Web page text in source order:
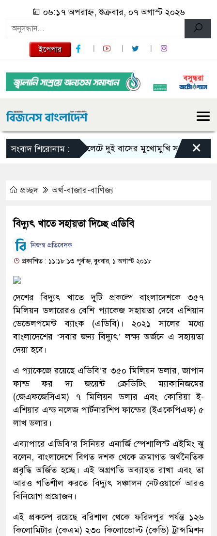
০৬:১৭ অপরাহ্ন, শুক্রবার, ০৭ অগাস্ট ২০২৬
ইপেপার
সংবাদ শিরোনাম :সিলেটে দুই বাসের মুখোমুখি সংঘর্ষে নিহত
×
প্রচ্ছদ অর্থ-বাজার-বাণিজ্য
বিদ্যুৎ খাতে সহায়তা দিচ্ছে এডিবি
নিজস্ব প্রতিবেদক
প্রকাশিত : ১১:১৮:১৩ পূর্বাহ্ন, বুধবার, ১ অগাস্ট ২০১৮
দেশের বিদ্যুৎ খাতে দুটি প্রকল্পে বাংলাদেশকে ৩৫৭
মিলিয়ন ডলারেরও বেশি প্যাকেজ সহায়তা দেবে এশিয়ান
ডেভেলপমেন্ট ব্যাংক (এডিবি)। ২০২১ সালের মধ্যে
বাংলাদেশের ‘সবার জন্য বিদ্যুৎ’ লক্ষ্য অর্জনে এ সহায়তা
দেয়া হবে।
এ প্যাকেজে রয়েছে এডিবি’র ৩৫০ মিলিয়ন ডলার, জাপান
ফান্ড ফর দ্য জয়েন্ট ক্রেডিটিং ম্যাকানিজমের
(জেএফজেসিএম) ৭ মিলিয়ন ডলার এবং কোরিয়া ই-
এশিয়ার এন্ড নলেজ পার্টনারশিপ ফান্ডের (ইএকেপিএফ) ৫
লাখ ডলার।
এব্যাপারে এডিবি’র সিনিয়র এনার্জি স্পেশালিস্ট এইমিং ঝু
বলেন, বাংলাদেশে বিগত দশক থেকে ক্রমাগত অর্থনৈতিক
প্রবৃদ্ধি অর্জিত হচ্ছে। এই অগ্রগতি অব্যাহত রাখা এবং তা
আরও গতিশীল করতে বিদ্যুৎ সঞ্চালন নেটওয়ার্কে আরও
বিনিয়োগ প্রয়োজন।
এই প্রকল্পে রয়েছে বরিশাল থেকে ফরিদপুর পর্যন্ত ১২৬
কিলোমিটার (কেএম) ২৩০ কিলোভোল্ট (কেভি) ট্রান্সমিশন